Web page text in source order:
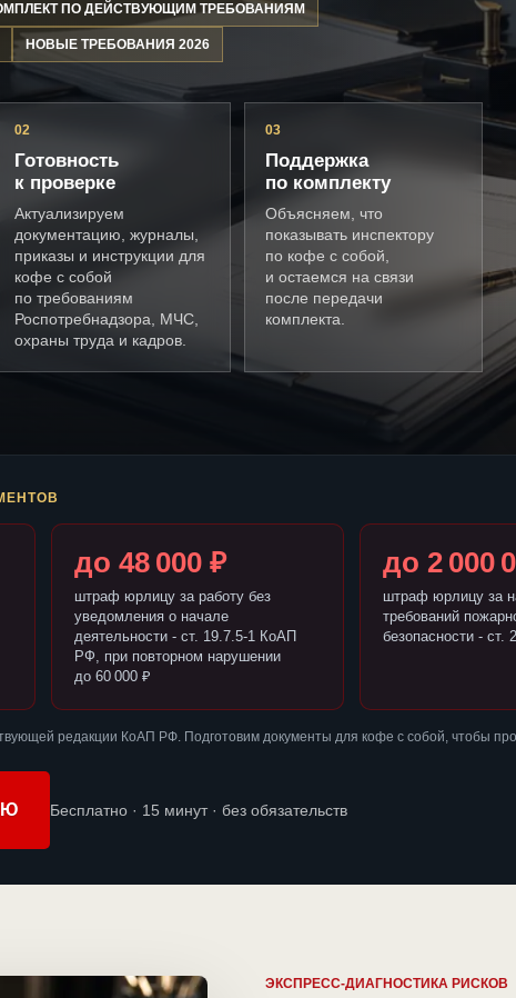
ПО ДЕЙСТВУЮЩИМ ТРЕБОВАНИЯМ
НОВЫЕ ТРЕБОВАНИЯ 2026
02
Готовность
к проверке
Актуализируем
документацию, журналы,
приказы и инструкции для
кофе с собой
по требованиям
Роспотребнадзора, МЧС,
охраны труда и кадров.
03
Поддержка
по комплекту
Объясняем, что
показывать инспектору
по кофе с собой,
и остаемся на связи
после передачи
комплекта.
до 48 000 ₽
штраф юрлицу за работу без
уведомления о начале
деятельности - ст. 19.7.5-1 КоАП
РФ, при повторном нарушении
до 60 000 ₽
до 2 000
штраф юрлицу за
требований
безопасности -
редакции КоАП РФ. Подготовим документы для кофе с собой, чтобы
Бесплатно · 15 минут · без обязательств
ЭКСПРЕСС-ДИАГНОСТИКА РИСКОВ